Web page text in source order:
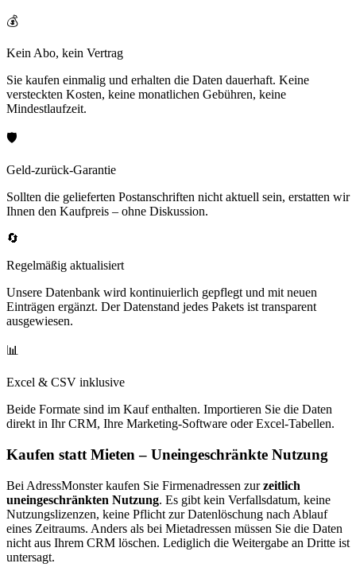
💰
Kein Abo, kein Vertrag
Sie kaufen einmalig und erhalten die Daten dauerhaft. Keine
versteckten Kosten, keine monatlichen Gebühren, keine
Mindestlaufzeit.
🛡️
Geld-zurück-Garantie
Sollten die gelieferten Postanschriften nicht aktuell sein, erstatten wir
Ihnen den Kaufpreis – ohne Diskussion.
🔄
Regelmäßig aktualisiert
Unsere Datenbank wird kontinuierlich gepflegt und mit neuen
Einträgen ergänzt. Der Datenstand jedes Pakets ist transparent
ausgewiesen.
📊
Excel & CSV inklusive
Beide Formate sind im Kauf enthalten. Importieren Sie die Daten
direkt in Ihr CRM, Ihre Marketing-Software oder Excel-Tabellen.
Kaufen statt Mieten – Uneingeschränkte Nutzung
Bei AdressMonster kaufen Sie Firmenadressen zur zeitlich
uneingeschränkten Nutzung. Es gibt kein Verfallsdatum, keine
Nutzungslizenzen, keine Pflicht zur Datenlöschung nach Ablauf
eines Zeitraums. Anders als bei Mietadressen müssen Sie die Daten
nicht aus Ihrem CRM löschen. Lediglich die Weitergabe an Dritte ist
untersagt.